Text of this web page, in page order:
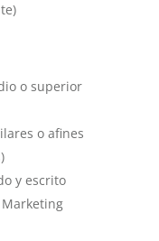
o superior
o afines
y escrito